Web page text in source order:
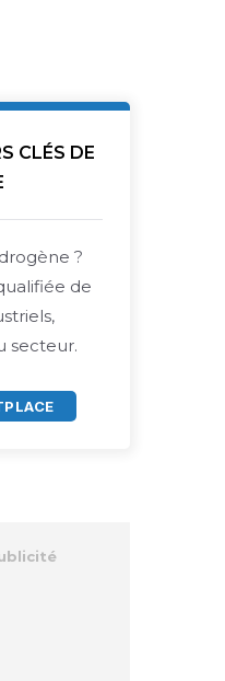
CLÉS DE
?
de
secteur.